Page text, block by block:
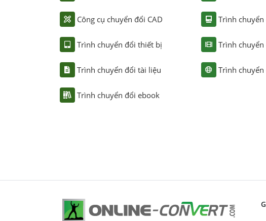
Công cụ chuyển đổi CAD
Trình chuyển đổi thiết bị
Trình chuyển đổi tài liệu
Trình chuyển đổi ebook
Trình
Trình
Trình